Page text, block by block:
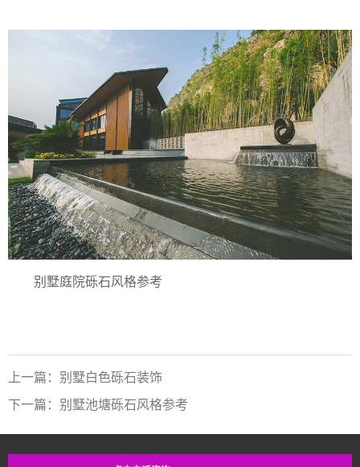
别墅庭院砾石风格参考
上一篇：别墅白色砾石装饰
下一篇：别墅池塘砾石风格参考